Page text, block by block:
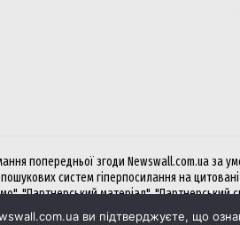
попередньої згоди Newswall.com.ua за
систем гіперпосилання на
"Партнерський матеріал", "Партнерський
ви підтверджуєте, що